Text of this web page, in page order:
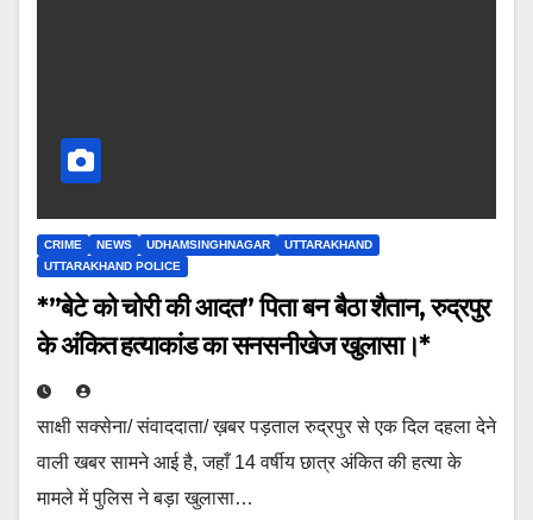
CRIME NEWS UDHAMSINGHNAGAR
UTTARAKHAND
UTTARAKHAND POLICE
*”बेटे को चोरी की आदत” पिता बन बैठा शैतान, रुद्रपुर
के अंकित हत्याकांड का सनसनीखेज खुलासा।*
साक्षी सक्सेना/ संवाददाता/ ख़बर पड़ताल रुद्रपुर से एक दिल दहला देने
वाली खबर सामने आई है, जहाँ 14 वर्षीय छात्र अंकित की हत्या के
मामले में पुलिस ने बड़ा खुलासा…